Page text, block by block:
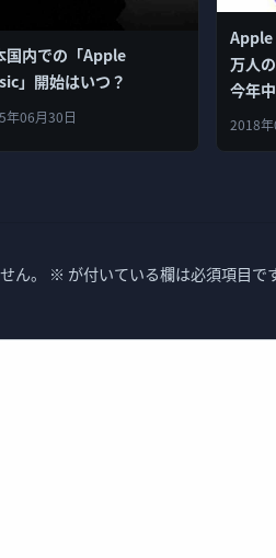
国内での「Apple
」開始はいつ？
年06月30日
Apple
万人
今年
い
2018
ん。 ※ が付いている欄は必須項目で